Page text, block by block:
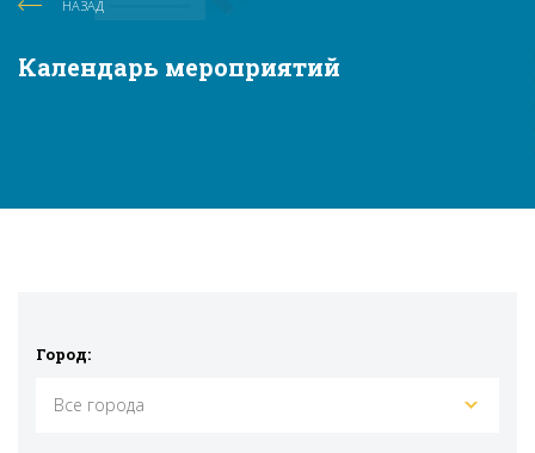
НАЗАД
Календарь мероприятий
Город:
Все города